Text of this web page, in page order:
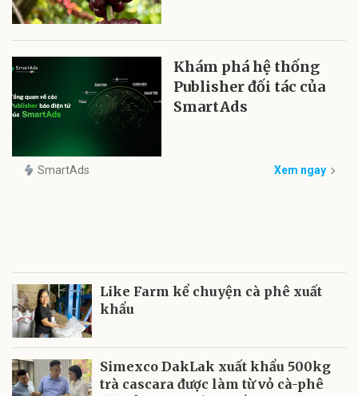
Khám phá hệ thống
Publisher đối tác của
SmartAds
SmartAds Xem ngay
Like Farm kể chuyện cà phê xuất
khẩu
Simexco DakLak xuất khẩu 500kg
trà cascara được làm từ vỏ cà-phê